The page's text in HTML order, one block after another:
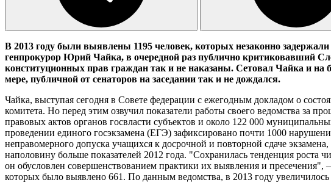
В 2013 году были выявлены 1195 человек, которых незаконно
генпрокурор Юрий Чайка, в очередной раз публично критиковавший
конституционных прав граждан так и не наказаны. Сетовал Чайка и на
мере, публичной от сенаторов на заседании так и не дождался.
Чайка, выступая сегодня в Совете федерации с ежегодным докладом о
комитета. Но перед этим озвучил показатели работы своего ведомства за
правовых актов органов госвласти субъектов и около 122 000
проведении единого госэкзамена (ЕГЭ) зафиксировано почти 1000
неправомерного допуска учащихся к досрочной и повторной сдаче
наполовину больше показателей 2012 года. "Сохранилась тенденция роста
он обусловлен совершенствованием практики их выявления и пресечения",
которых было выявлено 661. По данным ведомства, в 2013 году увеличилось